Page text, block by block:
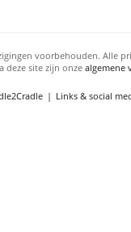
voorbehouden. Alle
deze site zijn onzealgemene
Links & social